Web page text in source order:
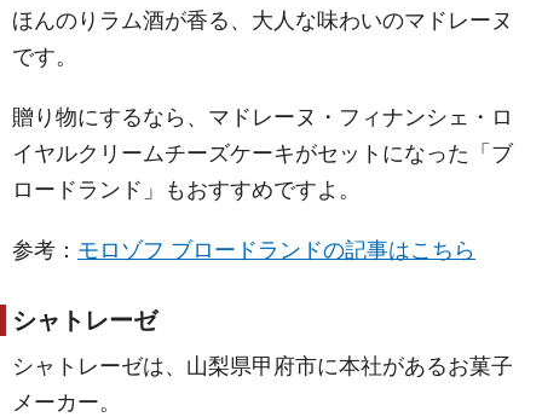
ほんのりラム酒が香る、大人な味わいのマドレーヌ
です。
贈り物にするなら、マドレーヌ・フィナンシェ・ロ
イヤルクリームチーズケーキがセットになった「ブ
ロードランド」もおすすめですよ。
参考： モロゾフ ブロードランドの記事はこちら
シャトレーゼ
シャトレーゼは、山梨県甲府市に本社があるお菓子
メーカー。